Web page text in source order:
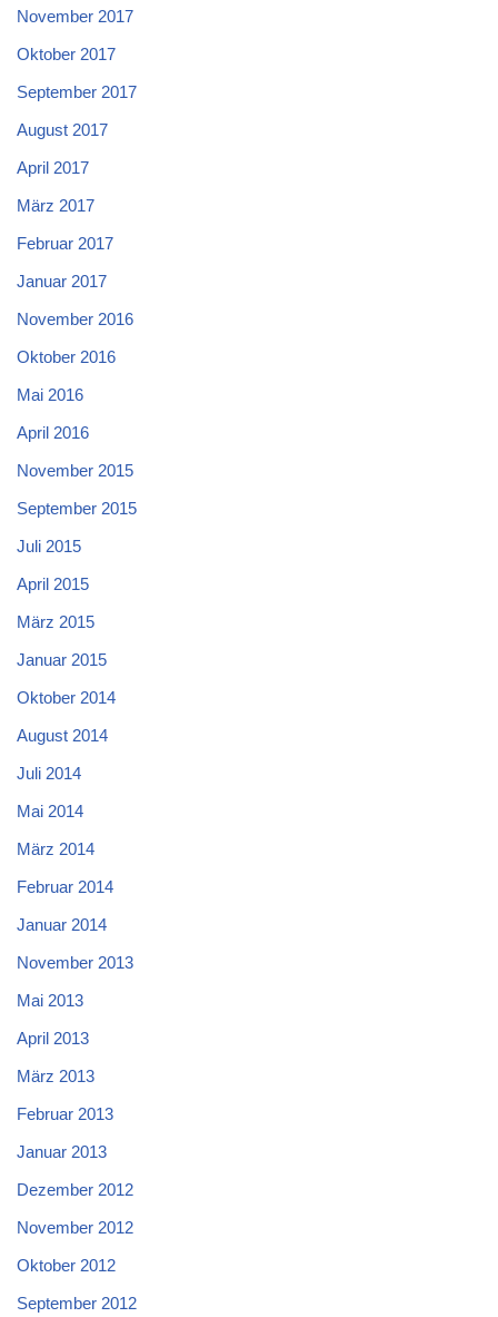
November 2017
Oktober 2017
September 2017
August 2017
April 2017
März 2017
Februar 2017
Januar 2017
November 2016
Oktober 2016
Mai 2016
April 2016
November 2015
September 2015
Juli 2015
April 2015
März 2015
Januar 2015
Oktober 2014
August 2014
Juli 2014
Mai 2014
März 2014
Februar 2014
Januar 2014
November 2013
Mai 2013
April 2013
März 2013
Februar 2013
Januar 2013
Dezember 2012
November 2012
Oktober 2012
September 2012